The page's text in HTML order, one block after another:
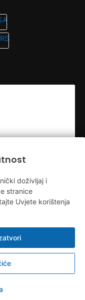
doživljaj i
stranice
Uvjete korištenja